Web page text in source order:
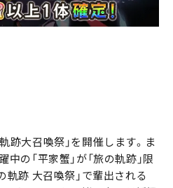
跡大召喚祭」を開催します。ま
の「平家蟹」が「旅の軌跡」限
軌跡 大召喚祭」で輩出される